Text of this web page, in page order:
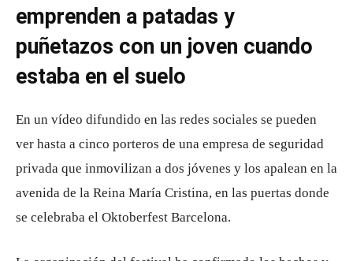
emprenden a patadas y
puñetazos con un joven cuando
estaba en el suelo
En un vídeo difundido en las redes sociales se pueden
ver hasta a cinco porteros de una empresa de seguridad
privada que inmovilizan a dos jóvenes y los apalean en la
avenida de la Reina María Cristina, en las puertas donde
se celebraba el Oktoberfest Barcelona.